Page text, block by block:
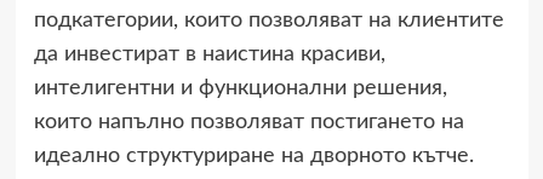
подкатегории, които позволяват на клиентите
да инвестират в наистина красиви,
интелигентни и функционални решения,
които напълно позволяват постигането на
идеално структуриране на дворното кътче.